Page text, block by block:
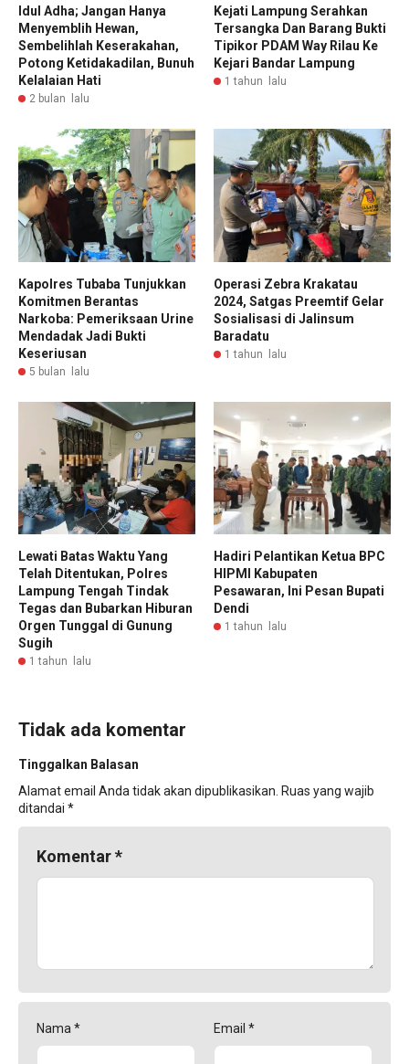
Idul Adha; Jangan Hanya
Menyemblih Hewan,
Sembelihlah Keserakahan,
Potong Ketidakadilan, Bunuh
Kelalaian Hati
2 bulan lalu
Kejati Lampung Serahkan
Tersangka Dan Barang Bukti
Tipikor PDAM Way Rilau Ke
Kejari Bandar Lampung
1 tahun lalu
Kapolres Tubaba Tunjukkan
Komitmen Berantas
Narkoba: Pemeriksaan Urine
Mendadak Jadi Bukti
Keseriusan
5 bulan lalu
Operasi Zebra Krakatau
2024, Satgas Preemtif Gelar
Sosialisasi di Jalinsum
Baradatu
1 tahun lalu
Lewati Batas Waktu Yang
Telah Ditentukan, Polres
Lampung Tengah Tindak
Tegas dan Bubarkan Hiburan
Orgen Tunggal di Gunung
Sugih
1 tahun lalu
Hadiri Pelantikan Ketua BPC
HIPMI Kabupaten
Pesawaran, Ini Pesan Bupati
Dendi
1 tahun lalu
Tidak ada komentar
Tinggalkan Balasan
Alamat email Anda tidak akan dipublikasikan. Ruas yang wajib
ditandai *
Komentar*
Nama * Email *